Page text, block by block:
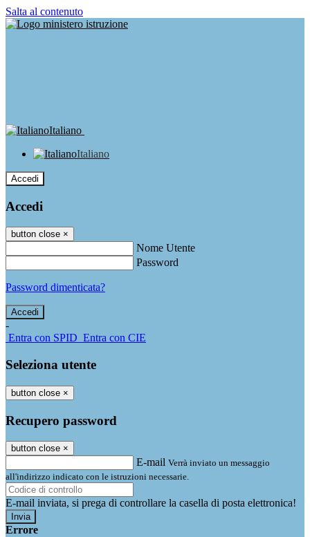
Salta al contenuto
Italiano
Italiano
Accedi
Accedi
button close ×
Nome Utente
Password
Password dimenticata?
-
Entra con SPID Entra con CIE
Seleziona utente
button close ×
Recupero password
button close ×
E-mail Verrà inviato un messaggio
all'indirizzo indicato con le istruzioni necessarie.
E-mail inviata, si prega di controllare la casella di posta elettronica!
Errore